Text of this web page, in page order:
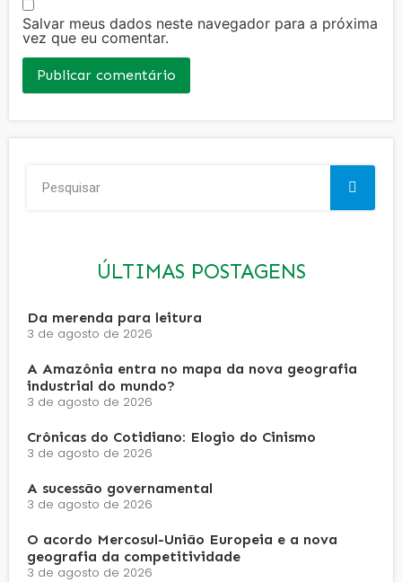
Salvar meus dados neste navegador para a próxima
vez que eu comentar.
ÚLTIMAS POSTAGENS
Da merenda para leitura
3 de agosto de 2026
A Amazônia entra no mapa da nova geografia
industrial do mundo?
3 de agosto de 2026
Crônicas do Cotidiano: Elogio do Cinismo
3 de agosto de 2026
A sucessão governamental
3 de agosto de 2026
O acordo Mercosul-União Europeia e a nova
geografia da competitividade
3 de agosto de 2026